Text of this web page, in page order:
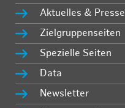
Aktuelles & Presse
Zielgruppenseiten
Spezielle Seiten
Data
Newsletter